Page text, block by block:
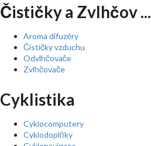
Čističky a Zvlhčov ...
Aroma difuzéry
Čističky vzduchu
Odvlhčovače
Zvlhčovače
Cyklistika
Cyklocomputery
Cyklodoplňky